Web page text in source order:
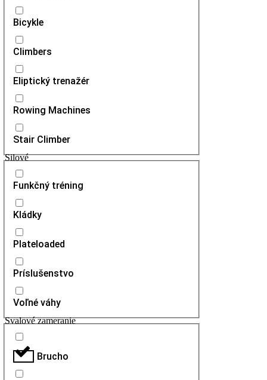
Bicykle
Climbers
Eliptický trenažér
Rowing Machines
Stair Climber
Silové
Funkčný tréning
Kládky
Plateloaded
Príslušenstvo
Voľné váhy
Svalové zameranie
Brucho